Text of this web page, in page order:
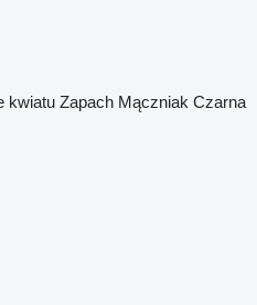
kwiatu Zapach Mączniak Czarna